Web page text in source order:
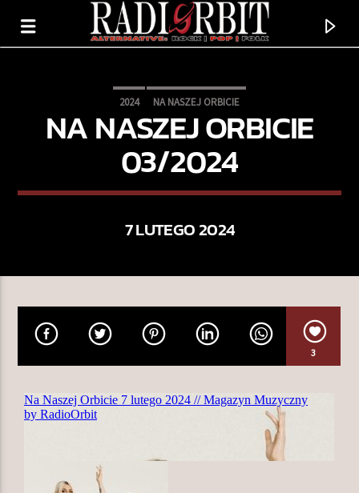
SZAROŚĆ
PUNKT EWAKUACJI
TERAZ W RAMÓWCE
18:00
2024 NA NASZEJ ORBICIE
NA NASZEJ ORBICIE
03/2024
7 LUTEGO 2024
3